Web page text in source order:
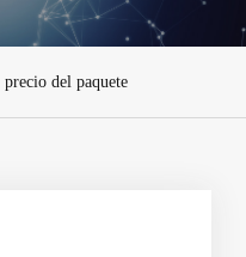
precio del paquete